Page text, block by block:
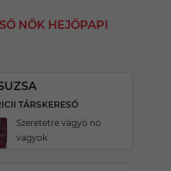
NŐK HEJŐPAPI
TÁRSKERESŐ
Szeretetre vágyó nö
vagyok